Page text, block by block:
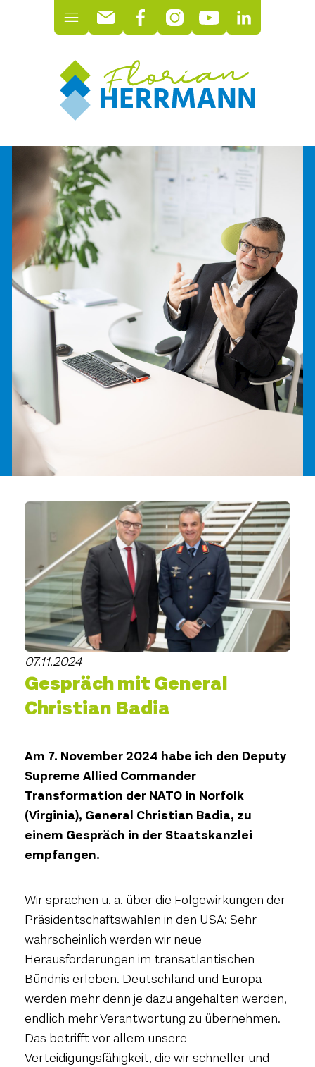
07.11.2024
Gespräch mit General
Christian Badia
Am 7. November 2024 habe ich den Deputy
Supreme Allied Commander
Transformation der NATO in Norfolk
(Virginia), General Christian Badia, zu
einem Gespräch in der Staatskanzlei
empfangen.
Wir sprachen u. a. über die Folgewirkungen der
Präsidentschaftswahlen in den USA: Sehr
wahrscheinlich werden wir neue
Herausforderungen im transatlantischen
Bündnis erleben. Deutschland und Europa
werden mehr denn je dazu angehalten werden,
endlich mehr Verantwortung zu übernehmen.
Das betrifft vor allem unsere
Verteidigungsfähigkeit, die wir schneller und